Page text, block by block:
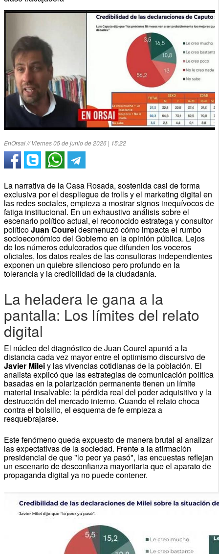
EnOrsai // Viernes 05 de junio de 2026 | 15:22
La narrativa de la Casa Rosada, sostenida casi de forma
exclusiva por el despliegue de trolls y el marketing digital en
las redes sociales, empieza a mostrar signos inequívocos de
fatiga institucional. En un exhaustivo análisis sobre el
escenario político actual, el reconocido estratega y consultor
políticoJuan Coureldesmenuzó cómo impacta el rumbo
socioeconómico del Gobierno en la opinión pública. Lejos
de los números edulcorados que difunden los voceros
oficiales, los datos reales de las consultoras independientes
exponen un quiebre silencioso pero profundo en la
tolerancia y la credibilidad de la ciudadanía.
La heladera le gana a la
pantalla: Los límites del relato
digital
El núcleo del diagnóstico de Juan Courel apuntó a la
distancia cada vez mayor entre el optimismo discursivo de
Javier Mileiy las vivencias cotidianas de la población. El
analista explicó que las estrategias de comunicación política
basadas en la polarización permanente tienen un límite
material insalvable: la pérdida real del poder adquisitivo y la
destrucción del mercado interno. Cuando el relato choca
contra el bolsillo, el esquema de fe empieza a
resquebrajarse.
Este fenómeno queda expuesto de manera brutal al analizar
las expectativas de la sociedad. Frente a la afirmación
presidencial de que "lo peor ya pasó", las encuestas reflejan
un escenario de desconfianza mayoritaria que el aparato de
propaganda digital ya no puede contener.